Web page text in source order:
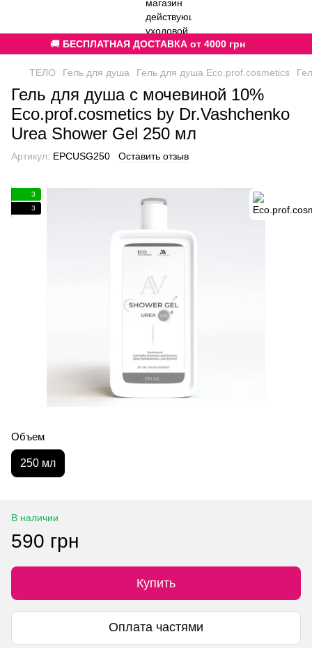
🚚 БЕСПЛАТНАЯ ДОСТАВКА от 4000 грн
ТЕЛО Гель для душа Гель для душа Eco.prof.cosmetics
Гель для душа с мочевиной 10%
Eco.prof.cosmetics by Dr.Vashchenko
Urea Shower Gel 250 мл
Артикул: EPCUSG250 Оставить отзыв
3
3
Объем
250 мл
В наличии
590 грн
Купить
Оплата частями